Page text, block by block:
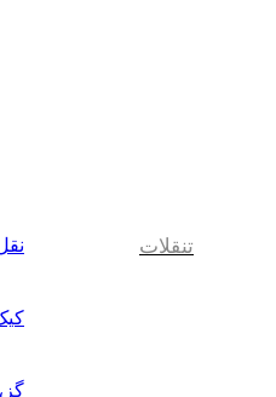
تنقلات